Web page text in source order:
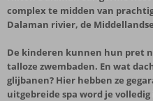
complex te midden van
Dalaman rivier, de
De kinderen kunnen hun pret
talloze zwembaden. En wat
glijbanen? Hier hebben ze
uitgebreide spa word je